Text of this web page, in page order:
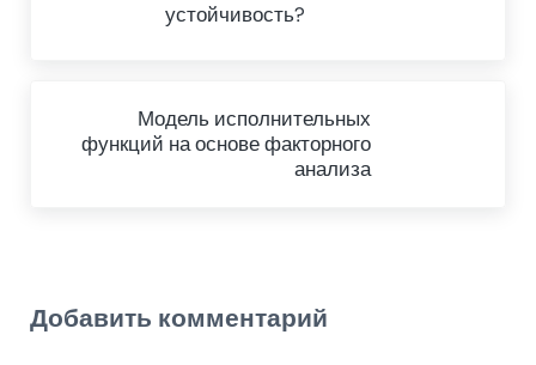
устойчивость?
Модель исполнительных
функций на основе факторного
анализа
Добавить комментарий